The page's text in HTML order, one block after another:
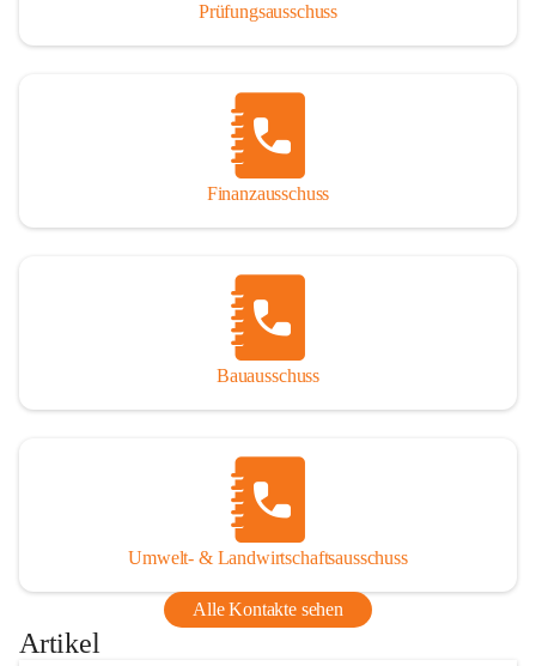
Prüfungsausschuss
Finanzausschuss
Bauausschuss
Umwelt- & Landwirtschaftsausschuss
Alle Kontakte sehen
Artikel